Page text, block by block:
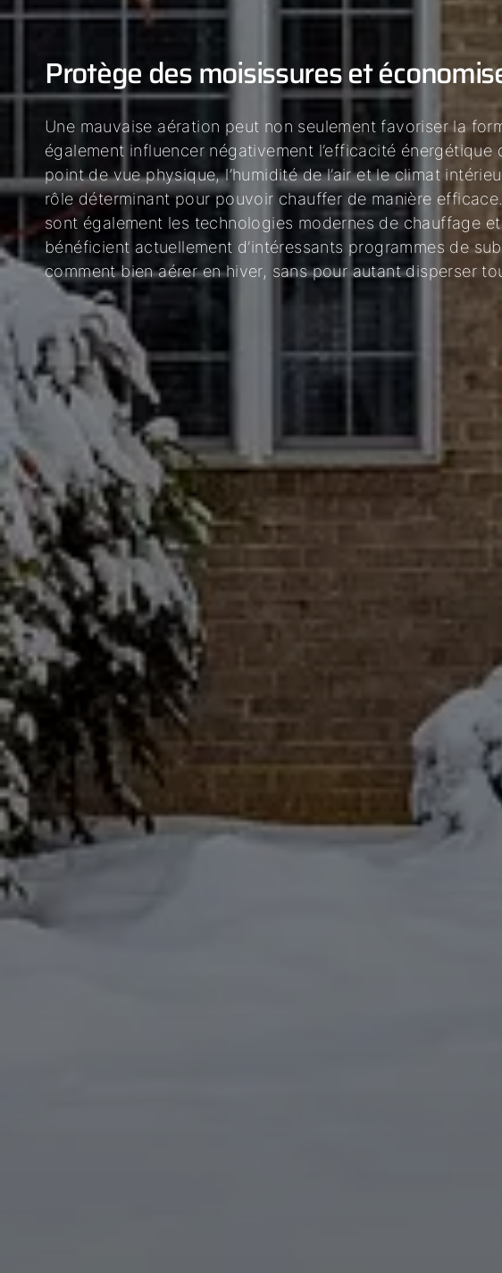
Protège des moisissures et
Une mauvaise aération peut non seulement favoriser la
également influencer négativement l’efficacité énergétique
point de vue physique, l’humidité de l’air et le climat
rôle déterminant pour pouvoir chauffer de manière
sont également les technologies modernes de chauffage
bénéficient actuellement d’intéressants programmes de
comment bien aérer en hiver, sans pour autant disperser